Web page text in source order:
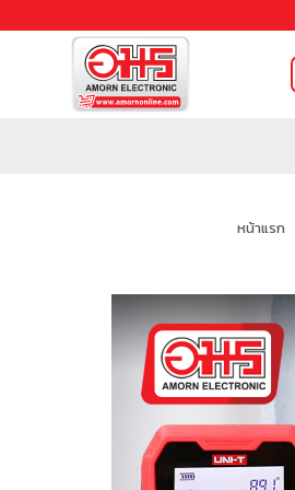
หน้าแรก